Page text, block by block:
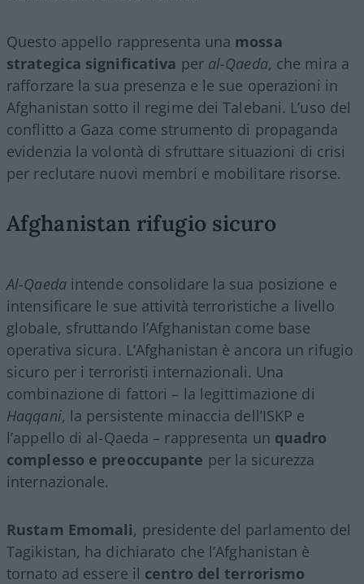
Questo appello rappresenta una mossa
strategica significativa per al-Qaeda, che mira a
rafforzare la sua presenza e le sue operazioni in
Afghanistan sotto il regime dei Talebani. L’uso del
conflitto a Gaza come strumento di propaganda
evidenzia la volontà di sfruttare situazioni di crisi
per reclutare nuovi membri e mobilitare risorse.
Afghanistan rifugio sicuro
Al-Qaedaintende consolidare la sua posizione e
intensificare le sue attività terroristiche a livello
globale, sfruttando l’Afghanistan come base
operativa sicura. L’Afghanistan è ancora un rifugio
sicuro per i terroristi internazionali. Una
combinazione di fattori – la legittimazione di
Haqqani, la persistente minaccia dell’ISKP e
l’appello di al-Qaeda – rappresenta un quadro
complesso e preoccupante per la sicurezza
internazionale.
Rustam Emomali, presidente del parlamento del
Tagikistan, ha dichiarato che l’Afghanistan è
tornato ad essere il centro del terrorismo